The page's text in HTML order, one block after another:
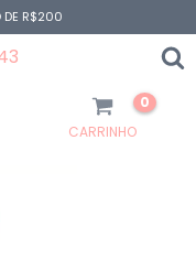
DE R$200
CARRINHO
0